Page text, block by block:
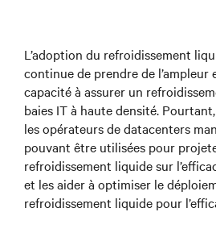
L’adoption du refroidissement
continue de prendre de l’ampleur
capacité à assurer un
baies IT à haute densité.
les opérateurs de datacenters
pouvant être utilisées pour
refroidissement liquide sur
et les aider à optimiser le
refroidissement liquide pour